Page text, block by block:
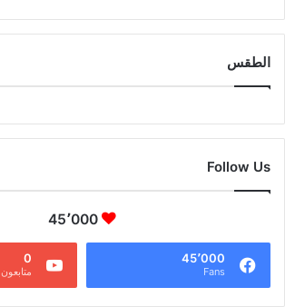
الطقس
Follow Us
45٬000
45٬000
Fans
0
متابعون